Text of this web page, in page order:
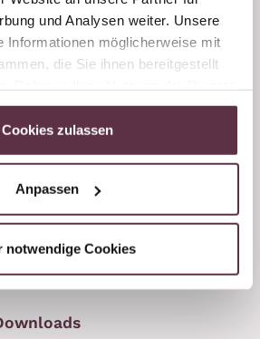
und Analysen weiter. Unsere
Informationen möglicherweise mit
die Sie ihnen bereitgestellt
Cookies zulassen
Anpassen
notwendige Cookies
nutzen & entspannt reisen!
grenzenlos – nachhaltig,
App laden